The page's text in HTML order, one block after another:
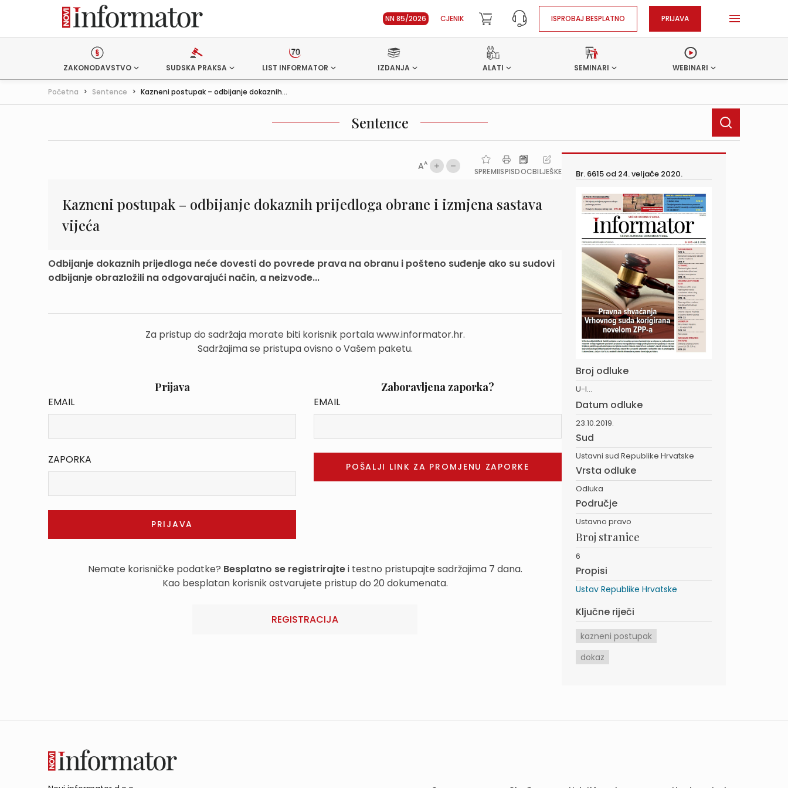
NN 85/2026 CJENIK ISPROBAJ BESPLATNO PRIJAVA
ZAKONODAVSTVO SUDSKA PRAKSA LIST INFORMATOR IZDANJA ALATI SEMINARI WEBINARI
Početna > Sentence > Kazneni postupak – odbijanje dokaznih...
Sentence
AA
SPREMIISPISDOCBILJEŠKE
Kazneni postupak – odbijanje dokaznih prijedloga obrane i izmjena sastava
vijeća
Odbijanje dokaznih prijedloga neće dovesti do povrede prava na obranu i pošteno suđenje ako su sudovi
odbijanje obrazložili na odgovarajući način, a neizvođe...
Za pristup do sadržaja morate biti korisnik portala www.informator.hr.
Sadržajima se pristupa ovisno o Vašem paketu.
Prijava
EMAIL
ZAPORKA
Zaboravljena zaporka?
EMAIL
Nemate korisničke podatke? Besplatno se registrirajtei testno pristupajte sadržajima 7 dana.
Kao besplatan korisnik ostvarujete pristup do 20 dokumenata.
REGISTRACIJA
Br. 6615 od 24. veljače 2020.
Broj odluke
U-I...
Datum odluke
23.10.2019.
Sud
Ustavni sud Republike Hrvatske
Vrsta odluke
Odluka
Područje
Ustavno pravo
Broj stranice
6
Propisi
Ustav Republike Hrvatske
Ključne riječi
kazneni postupak
dokaz